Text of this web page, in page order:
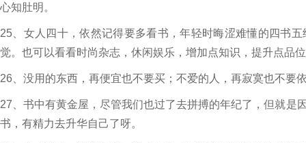
心知肚明。
25、女人四十，依然记得要多看书，年轻时晦涩难懂的四书
觉。也可以看看时尚杂志，休闲娱乐，增加点知识，提升点品
26、没用的东西，再便宜也不要买；不爱的人，再寂寞也不要
27、书中有黄金屋，尽管我们也过了去拼搏的年纪了，但就是
书，有精力去升华自己了呀。